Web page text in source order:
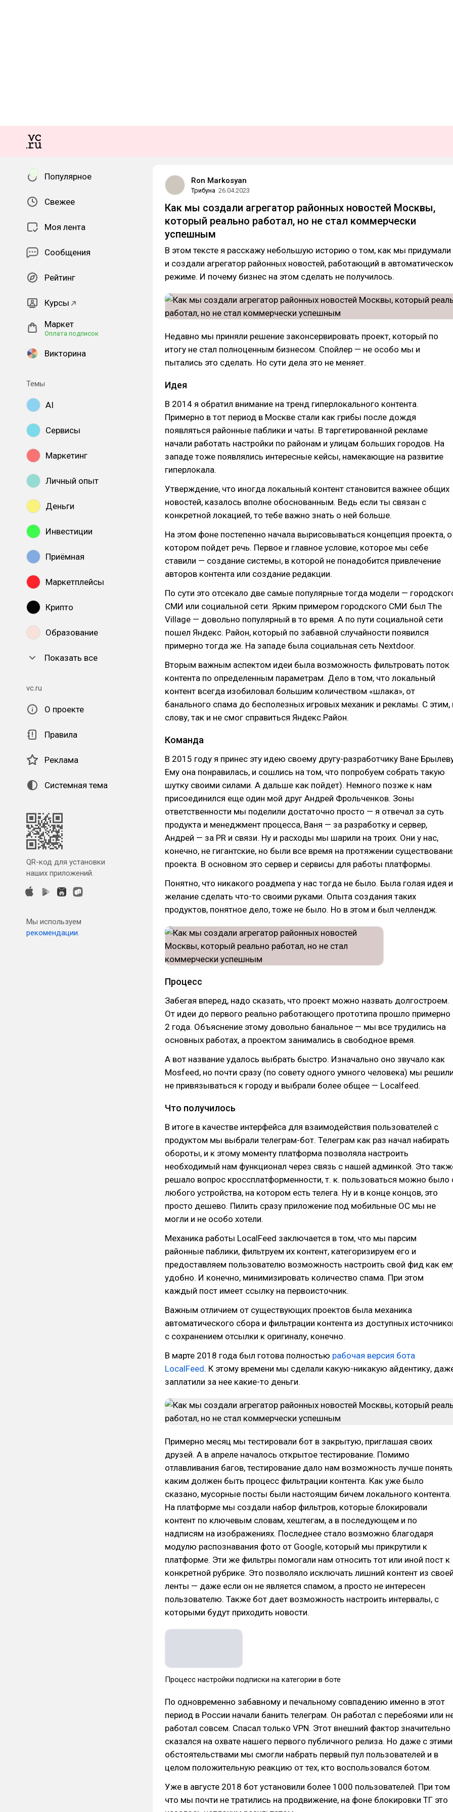
Популярное
Свежее
Моя лента
Сообщения
Рейтинг
Курсы
Маркет
Оплата подписок
Викторина
Темы
AI
Сервисы
Маркетинг
Личный опыт
Деньги
Инвестиции
Приёмная
Маркетплейсы
Крипто
Образование
Показать все
vc.ru
О проекте
Правила
Реклама
Системная тема
QR-код для установки
наших приложений.
Мы используем
рекомендации.
Ron Markosyan
Трибуна 26.04.2023
Как мы создали агрегатор районных новостей Москвы,
который реально работал, но не стал коммерчески
успешным
В этом тексте я расскажу небольшую историю о том, как мы придумали
и создали агрегатор районных новостей, работающий в
режиме. И почему бизнес на этом сделать не получилось.
Недавно мы приняли решение законсервировать проект, который по
итогу не стал полноценным бизнесом. Спойлер — не особо мы и
пытались это сделать. Но сути дела это не меняет.
Идея
В 2014 я обратил внимание на тренд гиперлокального контента.
Примерно в тот период в Москве стали как грибы после дождя
появляться районные паблики и чаты. В таргетированной рекламе
начали работать настройки по районам и улицам больших городов. На
западе тоже появлялись интересные кейсы, намекающие на развитие
гиперлокала.
Утверждение, что иногда локальный контент становится важнее общих
новостей, казалось вполне обоснованным. Ведь если ты связан с
конкретной локацией, то тебе важно знать о ней больше.
На этом фоне постепенно начала вырисовываться концепция проекта, о
котором пойдет речь. Первое и главное условие, которое мы себе
ставили — создание системы, в которой не понадобится привлечение
авторов контента или создание редакции.
По сути это отсекало две самые популярные тогда модели —
СМИ или социальной сети. Ярким примером городского СМИ был The
Village — довольно популярный в то время. А по пути социальной сети
пошел Яндекс. Район, который по забавной случайности появился
примерно тогда же. На западе была социальная сеть Nextdoor.
Вторым важным аспектом идеи была возможность фильтровать поток
контента по определенным параметрам. Дело в том, что локальный
контент всегда изобиловал большим количеством «шлака», от
банального спама до бесполезных игровых механик и рекламы. С этим,
слову, так и не смог справиться Яндекс.Район.
Команда
В 2015 году я принес эту идею своему другу-разработчику Ване
Ему она понравилась, и сошлись на том, что попробуем собрать такую
шутку своими силами. А дальше как пойдет). Немного позже к нам
присоединился еще один мой друг Андрей Фрольченков. Зоны
ответственности мы поделили достаточно просто — я отвечал за суть
продукта и менеджмент процесса, Ваня — за разработку и сервер,
Андрей — за PR и связи. Ну и расходы мы шарили на троих. Они у нас,
конечно, не гигантские, но были все время на протяжении
проекта. В основном это сервер и сервисы для работы платформы.
Понятно, что никакого роадмепа у нас тогда не было. Была голая идея и
желание сделать что-то своими руками. Опыта создания таких
продуктов, понятное дело, тоже не было. Но в этом и был челлендж.
Процесс
Забегая вперед, надо сказать, что проект можно назвать долгостроем.
От идеи до первого реально работающего прототипа прошло примерно
2 года. Объяснение этому довольно банальное — мы все трудились на
основных работах, а проектом занимались в свободное время.
А вот название удалось выбрать быстро. Изначально оно звучало как
Mosfeed, но почти сразу (по совету одного умного человека) мы
не привязываться к городу и выбрали более общее — Localfeed.
Что получилось
В итоге в качестве интерфейса для взаимодействия пользователей с
продуктом мы выбрали телеграм-бот. Телеграм как раз начал набирать
обороты, и к этому моменту платформа позволяла настроить
необходимый нам функционал через связь с нашей админкой. Это
решало вопрос кроссплатформенности, т. к. пользоваться можно было
любого устройства, на котором есть телега. Ну и в конце концов, это
просто дешево. Пилить сразу приложение под мобильные ОС мы не
могли и не особо хотели.
Механика работы LocalFeed заключается в том, что мы парсим
районные паблики, фильтруем их контент, категоризируем его и
предоставляем пользователю возможность настроить свой фид как
удобно. И конечно, минимизировать количество спама. При этом
каждый пост имеет ссылку на первоисточник.
Важным отличием от существующих проектов была механика
автоматического сбора и фильтрации контента из доступных
с сохранением отсылки к оригиналу, конечно.
В марте 2018 года был готова полностью рабочая версия бота
LocalFeed. К этому времени мы сделали какую-никакую айдентику,
заплатили за нее какие-то деньги.
Примерно месяц мы тестировали бот в закрытую, приглашая своих
друзей. А в апреле началось открытое тестирование. Помимо
отлавливания багов, тестирование дало нам возможность лучше
каким должен быть процесс фильтрации контента. Как уже было
сказано, мусорные посты были настоящим бичем локального контента.
На платформе мы создали набор фильтров, которые блокировали
контент по ключевым словам, хештегам, а в последующем и по
надписям на изображениях. Последнее стало возможно благодаря
модулю распознавания фото от Google, который мы прикрутили к
платформе. Эти же фильтры помогали нам относить тот или иной пост к
конкретной рубрике. Это позволяло исключать лишний контент из
ленты — даже если он не является спамом, а просто не интересен
пользователю. Также бот дает возможность настроить интервалы, с
которыми будут приходить новости.
Процесс настройки подписки на категории в боте
По одновременно забавному и печальному совпадению именно в этот
период в России начали банить телеграм. Он работал с перебоями или
работал совсем. Спасал только VPN. Этот внешний фактор значительно
сказался на охвате нашего первого публичного релиза. Но даже с этими
обстоятельствами мы смогли набрать первый пул пользователей и в
целом положительную реакцию от тех, кто воспользовался ботом.
Уже в августе 2018 бот установили более 1000 пользователей. При том
что мы почти не тратились на продвижение, на фоне блокировки ТГ это